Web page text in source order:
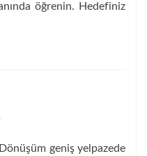
öğrenin. Hedefiniz
geniş yelpazede